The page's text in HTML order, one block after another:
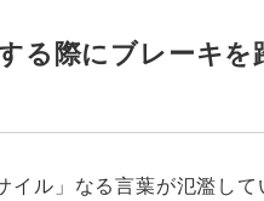
る際にブレーキ
イル」なる言葉が氾濫し